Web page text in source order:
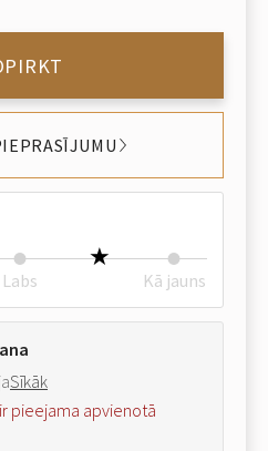
Labs Kā jauns
Sīkāk
pieejama apvienotā